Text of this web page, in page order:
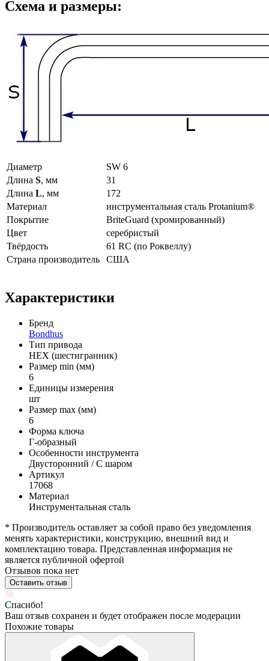
Схема и размеры:
Диаметр
SW 6
Длина S, мм
31
Длина L, мм
172
Материал
инструментальная сталь Protanium®
Покрытие
BriteGuard (хромированный)
Цвет
серебристый
Твёрдость
61 RC (по Роквеллу)
Страна производитель
США
Характеристики
Бренд
Bondhus
Тип привода
HEX (шестигранник)
Размер min (мм)
6
Единицы измерения
шт
Размер max (мм)
6
Форма ключа
Г-образный
Особенности инструмента
Двусторонний / С шаром
Артикул
17068
Материал
Инструментальная сталь
* Производитель оставляет за собой право без уведомления
менять характеристики, конструкцию, внешний вид и
комплектацию товара. Представленная информация не
является публичной офертой
Отзывов пока нет
Оставить отзыв
Спасибо!
Ваш отзыв сохранен и будет отображен после модерации
Похожие товары